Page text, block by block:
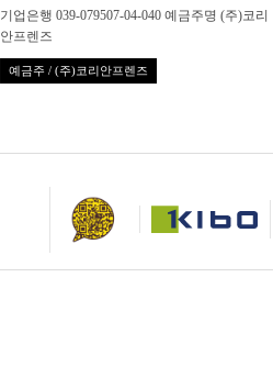
기업은행 039-079507-04-040 예금주명 (주)코리
안프렌즈
예금주 / (주)코리안프렌즈